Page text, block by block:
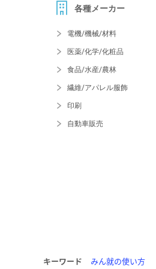
各種メーカー
電機/機械/材料
医薬/化学/化粧品
食品/水産/農林
繊維/アパレル服飾
印刷
自動車販売
キーワード みん就の使い方